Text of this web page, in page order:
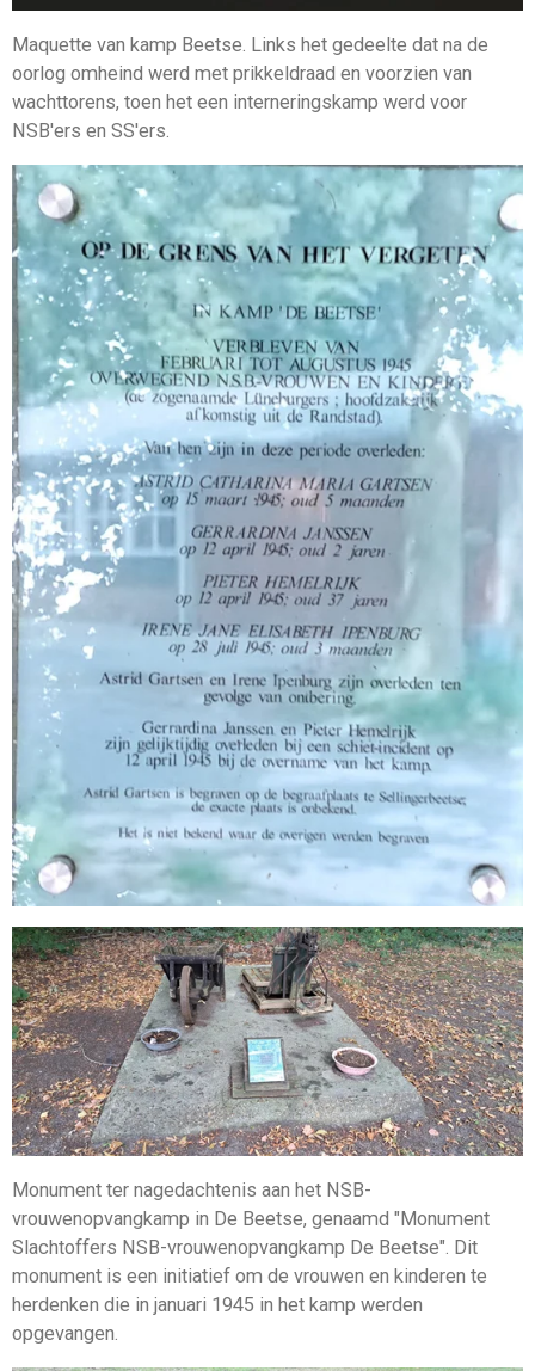
Maquette van kamp Beetse. Links het gedeelte dat na de
oorlog omheind werd met prikkeldraad en voorzien van
wachttorens, toen het een interneringskamp werd voor
NSB'ers en SS'ers.
Monument ter nagedachtenis aan het NSB-
vrouwenopvangkamp in De Beetse, genaamd "Monument
Slachtoffers NSB-vrouwenopvangkamp De Beetse". Dit
monument is een initiatief om de vrouwen en kinderen te
herdenken die in januari 1945 in het kamp werden
opgevangen.